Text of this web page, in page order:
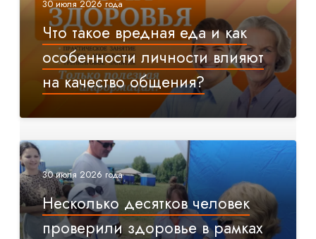
30 июля 2026 года
Что такое вредная еда и как
особенности личности влияют
на качество общения?
30 июля 2026 года
Несколько десятков человек
проверили здоровье в рамках